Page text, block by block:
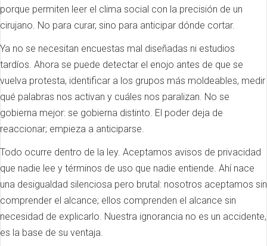
porque permiten leer el clima social con la precisión de un
cirujano. No para curar, sino para anticipar dónde cortar.
Ya no se necesitan encuestas mal diseñadas ni estudios
tardíos. Ahora se puede detectar el enojo antes de que se
vuelva protesta, identificar a los grupos más moldeables, medir
qué palabras nos activan y cuáles nos paralizan. No se
gobierna mejor: se gobierna distinto. El poder deja de
reaccionar; empieza a anticiparse.
Todo ocurre dentro de la ley. Aceptamos avisos de privacidad
que nadie lee y términos de uso que nadie entiende. Ahí nace
una desigualdad silenciosa pero brutal: nosotros aceptamos sin
comprender el alcance; ellos comprenden el alcance sin
necesidad de explicarlo. Nuestra ignorancia no es un accidente,
es la base de su ventaja.